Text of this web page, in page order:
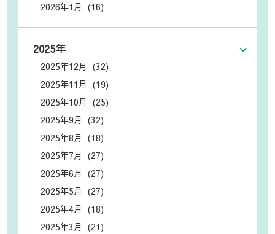
2026年1月 (16)
2025年
2025年12月 (32)
2025年11月 (19)
2025年10月 (25)
2025年9月 (32)
2025年8月 (18)
2025年7月 (27)
2025年6月 (27)
2025年5月 (27)
2025年4月 (18)
2025年3月 (21)